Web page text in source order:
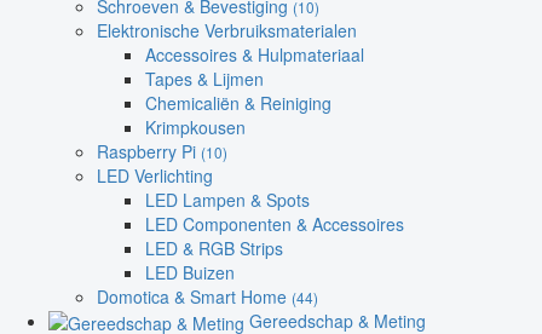
Schroeven & Bevestiging (10)
Elektronische Verbruiksmaterialen
Accessoires & Hulpmateriaal
Tapes & Lijmen
Chemicaliën & Reiniging
Krimpkousen
Raspberry Pi (10)
LED Verlichting
LED Lampen & Spots
LED Componenten & Accessoires
LED & RGB Strips
LED Buizen
Domotica & Smart Home (44)
Gereedschap & Meting